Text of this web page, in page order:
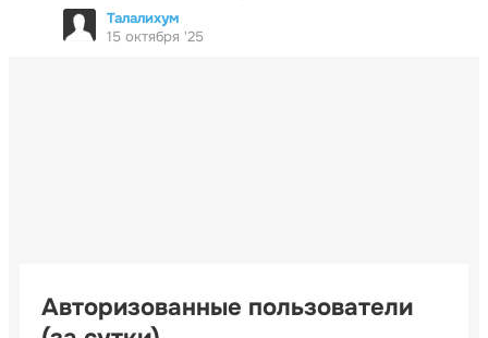
Талалихум
15 октября '25
Авторизованные пользователи